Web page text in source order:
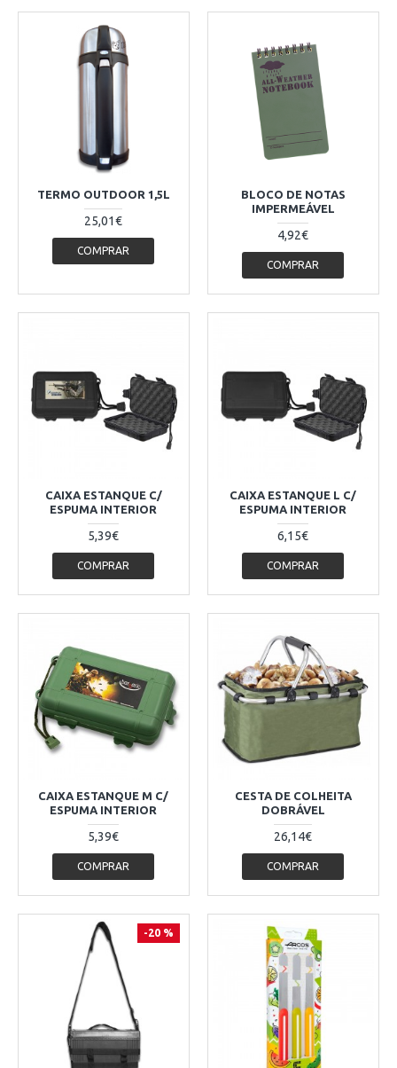
TERMO OUTDOOR 1,5L
25,01€
COMPRAR
BLOCO DE NOTAS
IMPERMEÁVEL
4,92€
COMPRAR
CAIXA ESTANQUE C/
ESPUMA INTERIOR
5,39€
COMPRAR
CAIXA ESTANQUE L C/
ESPUMA INTERIOR
6,15€
COMPRAR
CAIXA ESTANQUE M C/
ESPUMA INTERIOR
5,39€
COMPRAR
CESTA DE COLHEITA
DOBRÁVEL
26,14€
COMPRAR
-20 %